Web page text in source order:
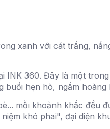
xanh với cát trắng,
INK 360. Đây là một
hẹn hò, ngắm hoàng
mỗi khoảnh khắc đều
khó phai", đại diện